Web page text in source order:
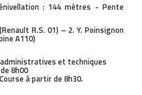
: 144 mètres - Pente
R.S. 01) – 2. Y. Poinsignon
A110)
et techniques
8h00
à partir de 8h30.